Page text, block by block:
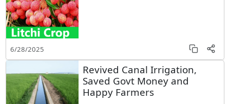
6/28/2025
Revived Canal Irrigation,
Saved Govt Money and
Happy Farmers